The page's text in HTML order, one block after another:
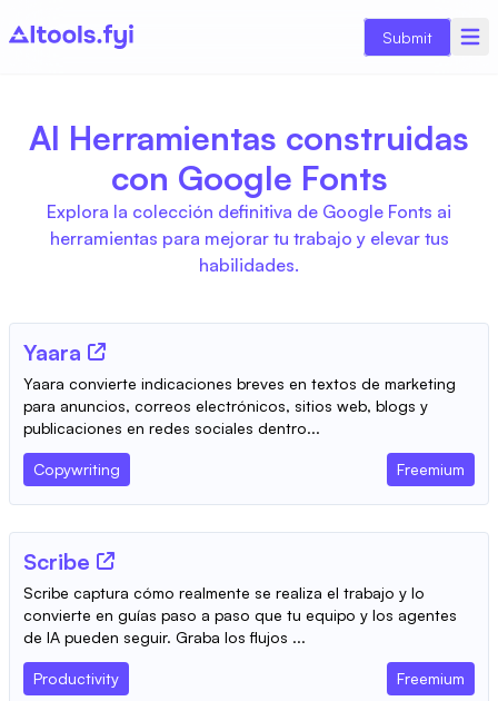
Submit
AI Herramientas construidas
con Google Fonts
Explora la colección definitiva de Google Fonts ai
herramientas para mejorar tu trabajo y elevar tus
habilidades.
Yaara
Yaara convierte indicaciones breves en textos de marketing
para anuncios, correos electrónicos, sitios web, blogs y
publicaciones en redes sociales dentro...
Copywriting Freemium
Scribe
Scribe captura cómo realmente se realiza el trabajo y lo
convierte en guías paso a paso que tu equipo y los agentes
de IA pueden seguir. Graba los flujos ...
Productivity Freemium